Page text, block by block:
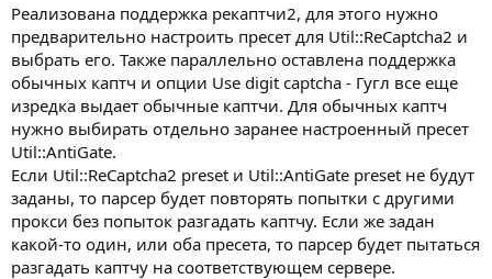
Реализована поддержка рекаптчи2, для этого нужно
предварительно настроить пресет для Util::ReCaptcha2 и
выбрать его. Также параллельно оставлена поддержка
обычных каптч и опции Use digit captcha - Гугл все еще
изредка выдает обычные каптчи. Для обычных каптч
нужно выбирать отдельно заранее настроенный пресет
Util::AntiGate.
Если Util::ReCaptcha2 preset и Util::AntiGate preset не будут
заданы, то парсер будет повторять попытки с другими
прокси без попыток разгадать каптчу. Если же задан
какой-то один, или оба пресета, то парсер будет пытаться
разгадать каптчу на соответствующем сервере.